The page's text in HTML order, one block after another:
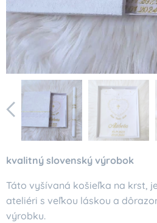
kvalitný slovenský výrobok
Táto vyšívaná košieľka na krst,
ateliéri s veľkou láskou a
výrobku.